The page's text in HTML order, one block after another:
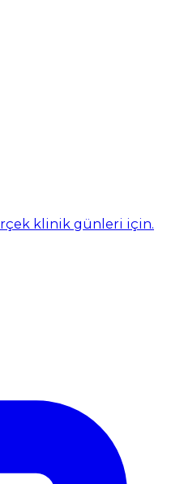
klinik günleri için.